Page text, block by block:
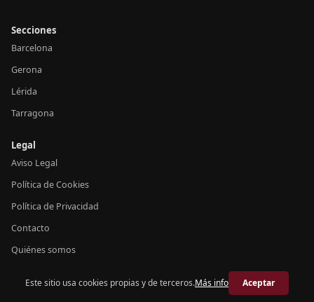
Secciones
Barcelona
Gerona
Lérida
Tarragona
Legal
Aviso Legal
Política de Cookies
Política de Privacidad
Contacto
Quiénes somos
© 2026 Crónica Cataluña
Este sitio usa cookies propias y de terceros.Más info Aceptar